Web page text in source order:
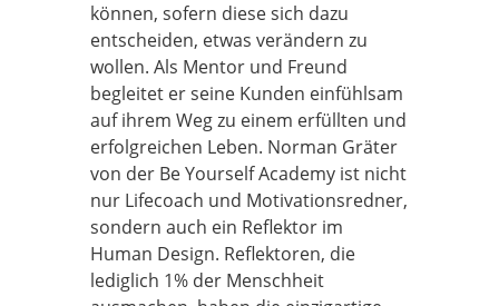
können, sofern diese sich dazu
entscheiden, etwas verändern zu
wollen. Als Mentor und Freund
begleitet er seine Kunden einfühlsam
auf ihrem Weg zu einem erfüllten und
erfolgreichen Leben. Norman Gräter
von der Be Yourself Academy ist nicht
nur Lifecoach und Motivationsredner,
sondern auch ein Reflektor im
Human Design. Reflektoren, die
lediglich 1% der Menschheit